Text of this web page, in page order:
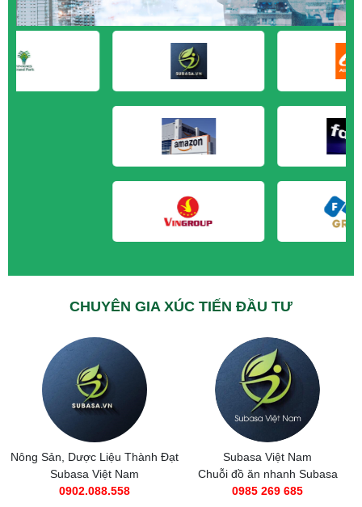
M&A CẦN MUA tại Long An
M&A CẦN MUA tại Sóc Trăng
M&A CẦN MUA tại Tây Ninh
M&A CẦN MUA tại Tiền Giang
M&A CẦN MUA tại Trà Vinh
M&A CẦN MUA tại Hưng Yên
M&A CẦN MUA tại Quảng Ninh
CHUYÊN GIA XÚC TIẾN ĐẦU TƯ
Nông Sản, Dược Liệu Thành Đạt
Subasa Việt Nam
0902.088.558
Subasa Việt Nam
Chuỗi đồ ăn nhanh Subasa
0985 269 685